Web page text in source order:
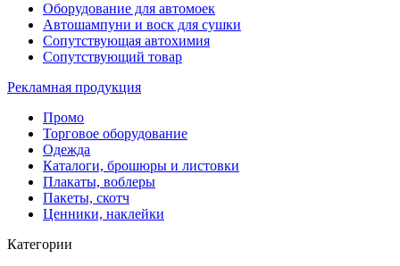
Оборудование для автомоек
Автошампуни и воск для сушки
Сопутствующая автохимия
Сопутствующий товар
Рекламная продукция
Промо
Торговое оборудование
Одежда
Каталоги, брошюры и листовки
Плакаты, воблеры
Пакеты, скотч
Ценники, наклейки
Категории